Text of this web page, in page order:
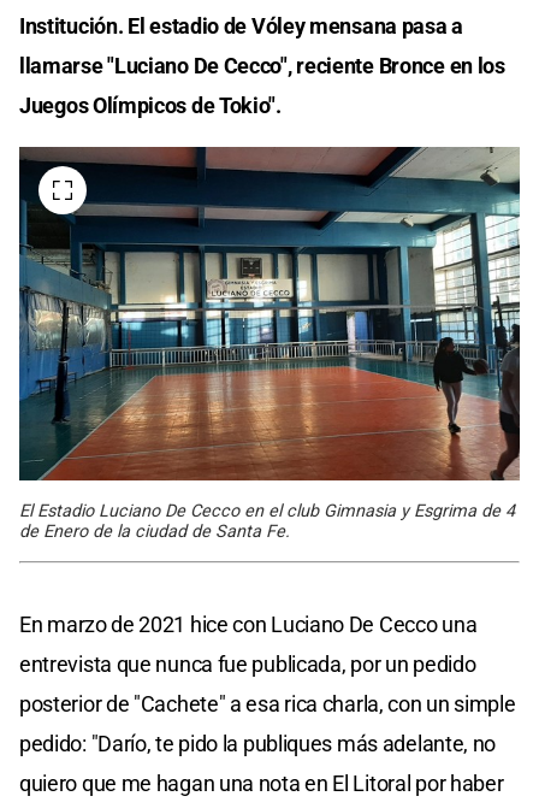
Institución. El estadio de Vóley mensana pasa a
llamarse "Luciano De Cecco", reciente Bronce en los
Juegos Olímpicos de Tokio".
El Estadio Luciano De Cecco en el club Gimnasia y Esgrima de 4
de Enero de la ciudad de Santa Fe.
En marzo de 2021 hice con Luciano De Cecco una
entrevista que nunca fue publicada, por un pedido
posterior de "Cachete" a esa rica charla, con un simple
pedido: "Darío, te pido la publiques más adelante, no
quiero que me hagan una nota en El Litoral por haber